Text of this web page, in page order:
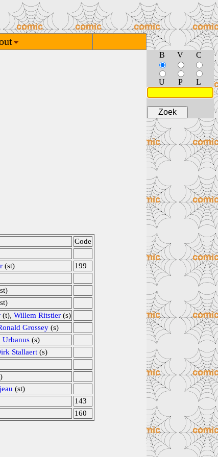
Code
(st)
199
(t), Willem Ritstier (s)
Grossey (s)
Urbanus (s)
Stallaert (s)
(st)
143
160
B V C
U P L